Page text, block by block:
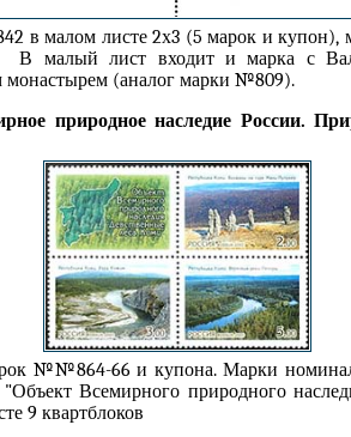
в малом листе 2х3 (5 марок и купон),
В малый лист входит и марка с
монастырем (аналог марки №809).
природное наследие России.
№№864-66 и купона. Марки
Всемирного природного
9 квартблоков